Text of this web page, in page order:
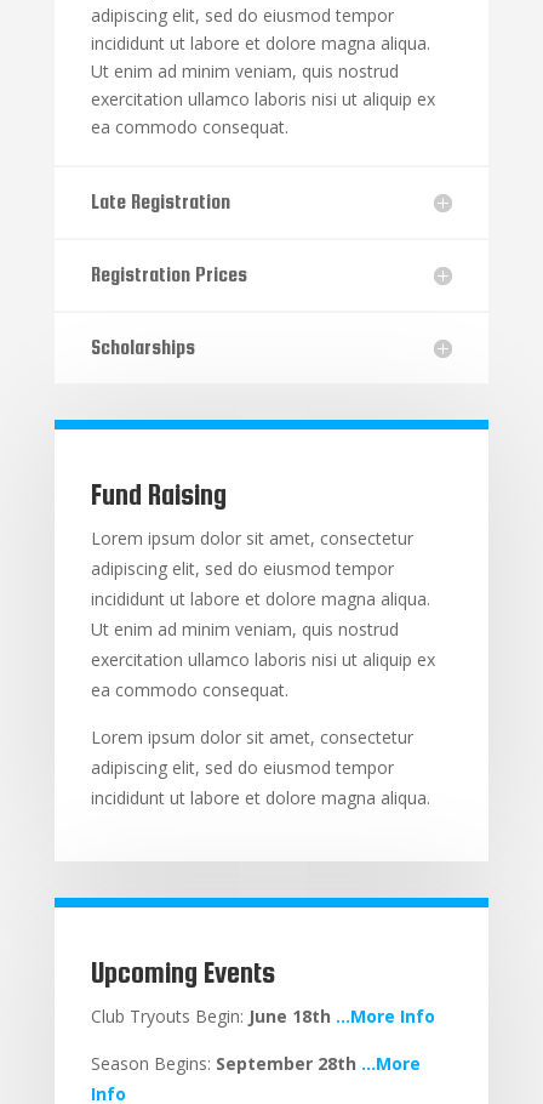
adipiscing elit, sed do eiusmod tempor
incididunt ut labore et dolore magna aliqua.
Ut enim ad minim veniam, quis nostrud
exercitation ullamco laboris nisi ut aliquip ex
ea commodo consequat.
Late Registration
Registration Prices
Scholarships
Fund Raising
Lorem ipsum dolor sit amet, consectetur
adipiscing elit, sed do eiusmod tempor
incididunt ut labore et dolore magna aliqua.
Ut enim ad minim veniam, quis nostrud
exercitation ullamco laboris nisi ut aliquip ex
ea commodo consequat.
Lorem ipsum dolor sit amet, consectetur
adipiscing elit, sed do eiusmod tempor
incididunt ut labore et dolore magna aliqua.
Upcoming Events
Club Tryouts Begin: June 18th …More Info
Season Begins: September 28th …More
Info